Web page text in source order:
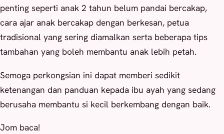
penting seperti anak 2 tahun belum pandai bercakap,
cara ajar anak bercakap dengan berkesan, petua
tradisional yang sering diamalkan serta beberapa tips
tambahan yang boleh membantu anak lebih petah.
Semoga perkongsian ini dapat memberi sedikit
ketenangan dan panduan kepada ibu ayah yang sedang
berusaha membantu si kecil berkembang dengan baik.
Jom baca!